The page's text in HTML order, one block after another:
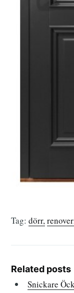
Tag:dörr
Related posts
Snickare